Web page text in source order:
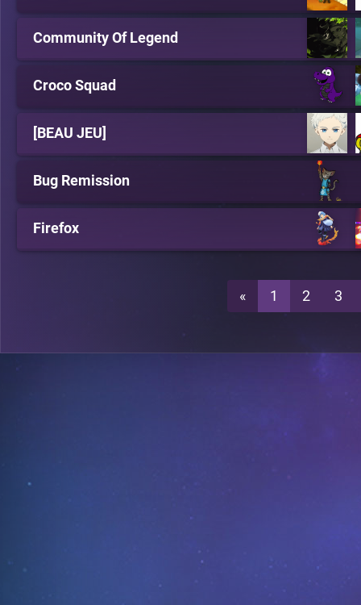
Community Of Legend
Croco Squad
[BEAU JEU]
Bug Remission
Firefox
« 1 2 3